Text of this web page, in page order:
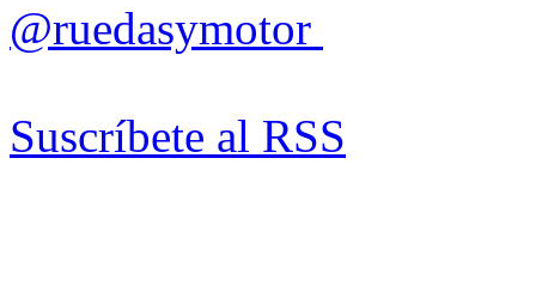
@ruedasymotor
Suscríbete al RSS